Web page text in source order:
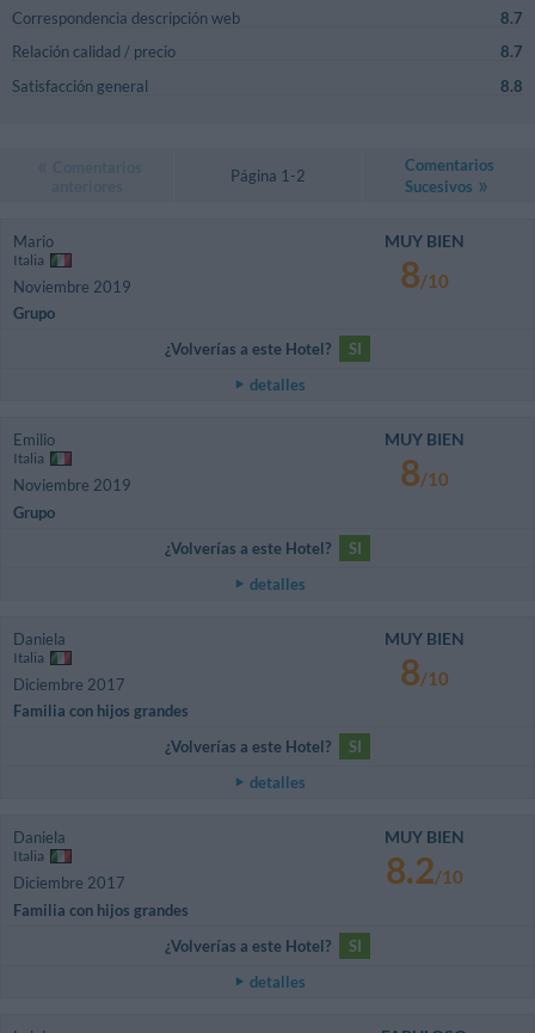
Correspondencia descripción web
8.7
Relación calidad / precio
8.7
Satisfacción general
8.8
Página 1-2
Comentarios
Sucesivos
Mario
Italia
Noviembre 2019
Grupo
MUY BIEN
8/10
¿Volverías a este Hotel?
SI
detalles
Emilio
Italia
Noviembre 2019
Grupo
MUY BIEN
8/10
¿Volverías a este Hotel?
SI
detalles
Daniela
Italia
Diciembre 2017
Familia con hijos grandes
MUY BIEN
8/10
¿Volverías a este Hotel?
SI
detalles
Daniela
Italia
Diciembre 2017
Familia con hijos grandes
MUY BIEN
8.2/10
¿Volverías a este Hotel?
SI
detalles